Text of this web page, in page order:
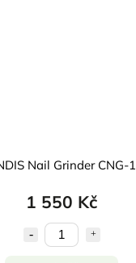
Nail Grinder CNG-1
1 550 Kč